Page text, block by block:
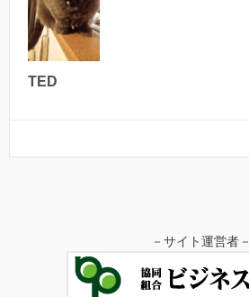
TED
－サイト運営者－